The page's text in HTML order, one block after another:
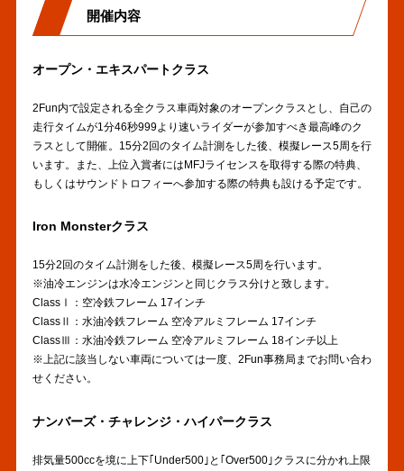
開催内容
オープン・エキスパートクラス
2Fun内で設定される全クラス車両対象のオープンクラスとし、自己の
走行タイムが1分46秒999より速いライダーが参加すべき最高峰のク
ラスとして開催。15分2回のタイム計測をした後、模擬レース5周を行
います。また、上位入賞者にはMFJライセンスを取得する際の特典、
もしくはサウンドトロフィーへ参加する際の特典も設ける予定です。
Iron Monsterクラス
15分2回のタイム計測をした後、模擬レース5周を行います。
※油冷エンジンは水冷エンジンと同じクラス分けと致します。
ClassⅠ：空冷鉄フレーム 17インチ
ClassⅡ：水油冷鉄フレーム 空冷アルミフレーム 17インチ
ClassⅢ：水油冷鉄フレーム 空冷アルミフレーム 18インチ以上
※上記に該当しない車両については一度、2Fun事務局までお問い合わ
せください。
ナンバーズ・チャレンジ・ハイパークラス
排気量500ccを境に上下｢Under500｣と｢Over500｣クラスに分かれ上限